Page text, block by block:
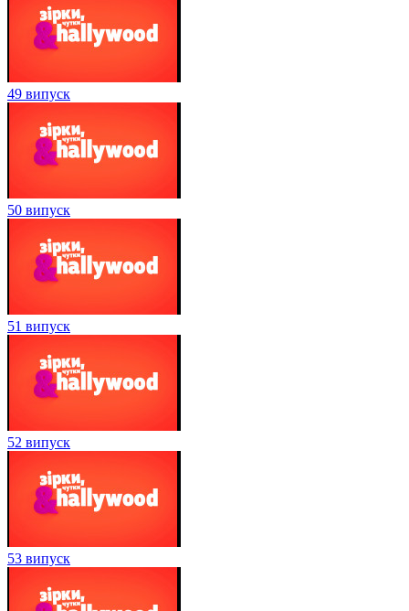
49 випуск
50 випуск
51 випуск
52 випуск
53 випуск